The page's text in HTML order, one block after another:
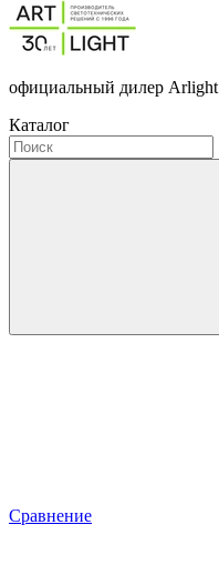
официальный дилер Arlight
Каталог
Сравнение